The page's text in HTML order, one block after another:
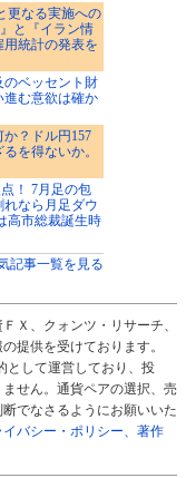
更なる実施への
と『イラン情
統計の発表を
のベッセント財
進む意欲は確か
？ドル円157
を得ないか。
！ 7月足の包
れなら月足ダウ
高市総裁誕生時
記事一覧を見る
Ｘ、クォンツ・リサーチ、
提供を受けております。
として運営しており、投
せん。通貨ペアの選択、売
でなさるようにお願いいた
イバシー・ポリシー、著作